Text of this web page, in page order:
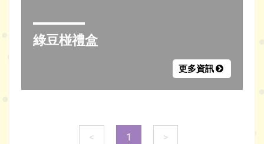
綠豆椪禮盒
更多資訊
< 1 >